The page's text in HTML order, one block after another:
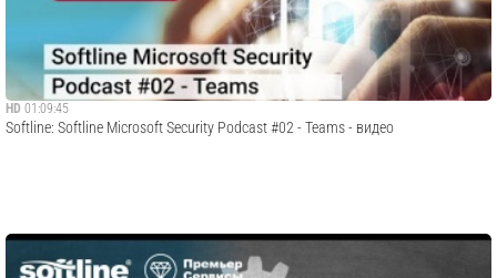
HD 01:09:45
​Softline: Softline Microsoft Security Podcast #02 - Teams - видео